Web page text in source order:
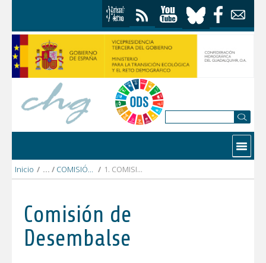
Contactar
Inicio / COMISIÓN DESEMBALSE 2024 / 1. COMISIÓN DESEMBALSE 21 febrero 2024
Comisión de
Desembalse